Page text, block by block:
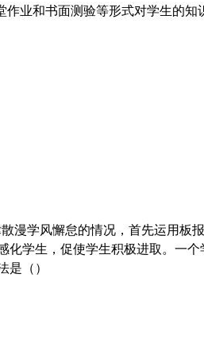
业和书面测验等形式对学生的知
漫学风懈怠的情况，首先运用板
化学生，促使学生积极进取。一
（）